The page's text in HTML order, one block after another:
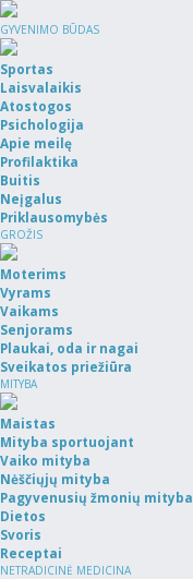
GYVENIMO BŪDAS
Sportas
Laisvalaikis
Atostogos
Psichologija
Apie meilę
Profilaktika
Buitis
Neįgalus
Priklausomybės
GROŽIS
Moterims
Vyrams
Vaikams
Senjorams
Plaukai, oda ir nagai
Sveikatos priežiūra
MITYBA
Maistas
Mityba sportuojant
Vaiko mityba
Nėščiųjų mityba
Pagyvenusių žmonių mityba
Dietos
Svoris
Receptai
NETRADICINĖ MEDICINA